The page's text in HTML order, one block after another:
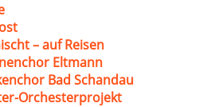
– auf Reisen
Eltmann
Bad Schandau
Orchesterprojekt